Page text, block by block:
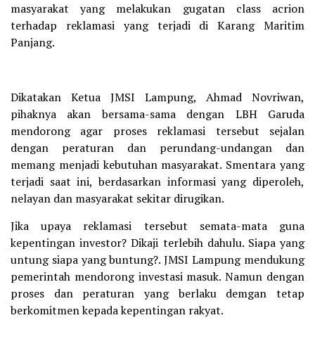
masyarakat yang melakukan gugatan class acrion
terhadap reklamasi yang terjadi di Karang Maritim
Panjang.
Dikatakan Ketua JMSI Lampung, Ahmad Novriwan,
pihaknya akan bersama-sama dengan LBH Garuda
mendorong agar proses reklamasi tersebut sejalan
dengan peraturan dan perundang-undangan dan
memang menjadi kebutuhan masyarakat. Smentara yang
terjadi saat ini, berdasarkan informasi yang diperoleh,
nelayan dan masyarakat sekitar dirugikan.
Jika upaya reklamasi tersebut semata-mata guna
kepentingan investor? Dikaji terlebih dahulu. Siapa yang
untung siapa yang buntung?. JMSI Lampung mendukung
pemerintah mendorong investasi masuk. Namun dengan
proses dan peraturan yang berlaku demgan tetap
berkomitmen kepada kepentingan rakyat.